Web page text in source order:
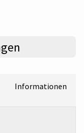
Informationen